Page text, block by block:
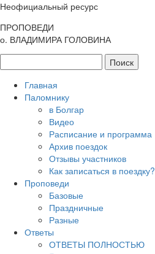
Неофициальный ресурс
ПРОПОВЕДИ
о. ВЛАДИМИРА ГОЛОВИНА
Главная
Паломнику
в Болгар
Видео
Расписание и программа
Архив поездок
Отзывы участников
Как записаться в поездку?
Проповеди
Базовые
Праздничные
Разные
Ответы
ОТВЕТЫ ПОЛНОСТЬЮ